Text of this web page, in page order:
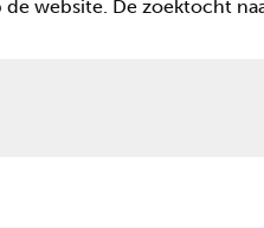
de website. De zoektocht